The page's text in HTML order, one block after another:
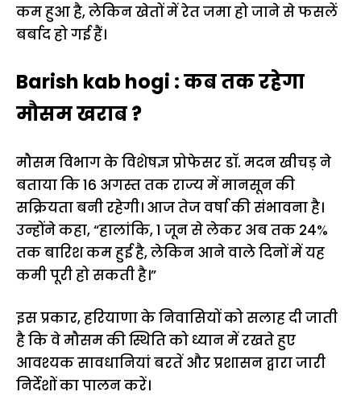
कम हुआ है, लेकिन खेतों में रेत जमा हो जाने से फसलें
बर्बाद हो गई हैं।
Barish kab hogi : कब तक रहेगा
मौसम खराब ?
मौसम विभाग के विशेषज्ञ प्रोफेसर डॉ. मदन खीचड़ ने
बताया कि 16 अगस्त तक राज्य में मानसून की
सक्रियता बनी रहेगी। आज तेज वर्षा की संभावना है।
उन्होंने कहा, “हालांकि, 1 जून से लेकर अब तक 24%
तक बारिश कम हुई है, लेकिन आने वाले दिनों में यह
कमी पूरी हो सकती है।”
इस प्रकार, हरियाणा के निवासियों को सलाह दी जाती
है कि वे मौसम की स्थिति को ध्यान में रखते हुए
आवश्यक सावधानियां बरतें और प्रशासन द्वारा जारी
निर्देशों का पालन करें।